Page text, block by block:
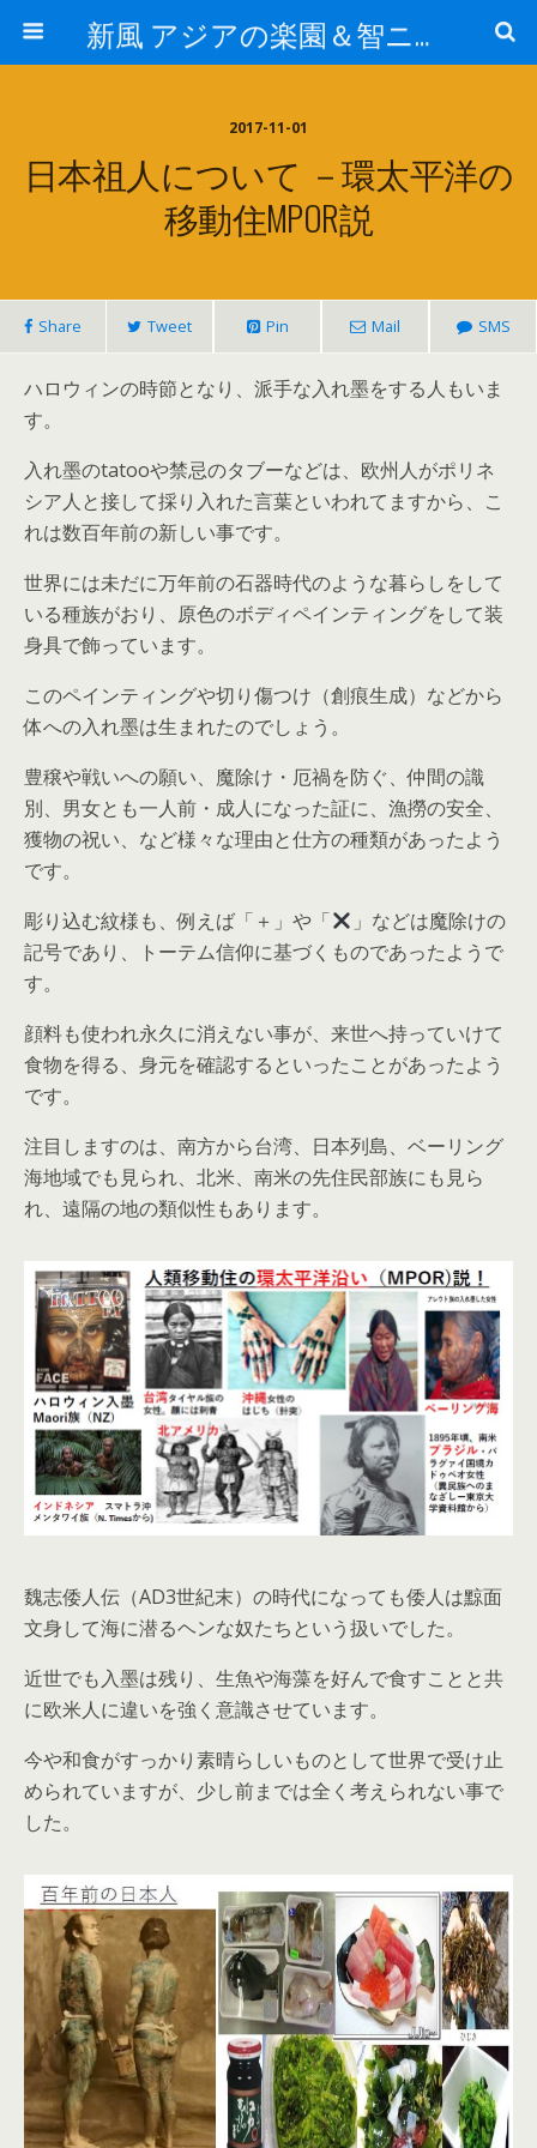
新風 アジアの楽園＆智ニア来富
2017-11-01
日本祖人について －環太平洋の
移動住MPOR説
Share Tweet Pin Mail SMS
ハロウィンの時節となり、派手な入れ墨をする人もいま
す。
入れ墨のtatooや禁忌のタブーなどは、欧州人がポリネ
シア人と接して採り入れた言葉といわれてますから、こ
れは数百年前の新しい事です。
世界には未だに万年前の石器時代のような暮らしをして
いる種族がおり、原色のボディペインティングをして装
身具で飾っています。
このペインティングや切り傷つけ（創痕生成）などから
体への入れ墨は生まれたのでしょう。
豊穣や戦いへの願い、魔除け・厄禍を防ぐ、仲間の識
別、男女とも一人前・成人になった証に、漁撈の安全、
獲物の祝い、など様々な理由と仕方の種類があったよう
です。
彫り込む紋様も、例えば「＋」や「
」などは魔除けの
記号であり、トーテム信仰に基づくものであったようで
す。
顔料も使われ永久に消えない事が、来世へ持っていけて
食物を得る、身元を確認するといったことがあったよう
です。
注目しますのは、南方から台湾、日本列島、ベーリング
海地域でも見られ、北米、南米の先住民部族にも見ら
れ、遠隔の地の類似性もあります。
魏志倭人伝（AD3世紀末）の時代になっても倭人は黥面
文身して海に潜るヘンな奴たちという扱いでした。
近世でも入墨は残り、生魚や海藻を好んで食すことと共
に欧米人に違いを強く意識させています。
今や和食がすっかり素晴らしいものとして世界で受け止
められていますが、少し前までは全く考えられない事で
した。